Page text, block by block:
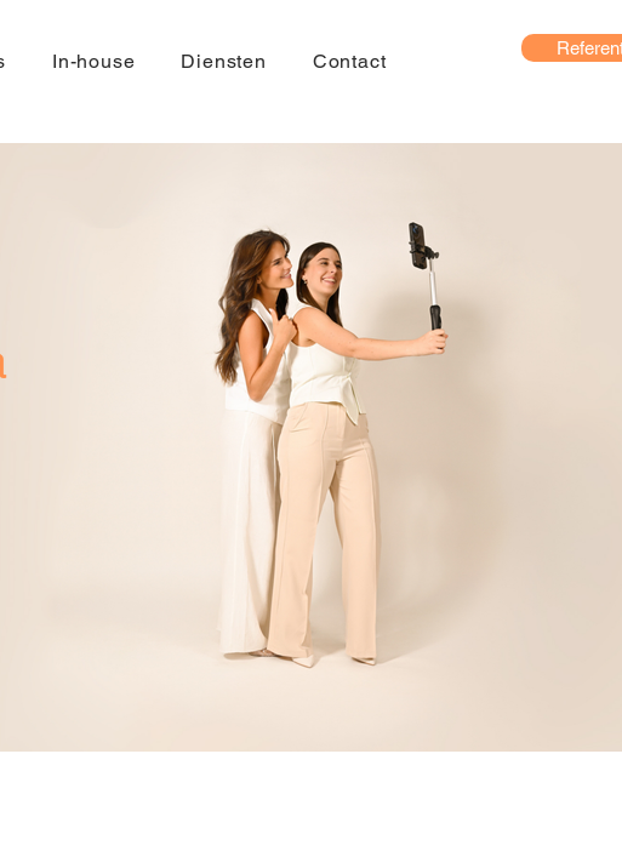
In-house Diensten Contact